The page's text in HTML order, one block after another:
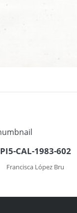
PI5-CAL-1983-602
Francisca López Bru